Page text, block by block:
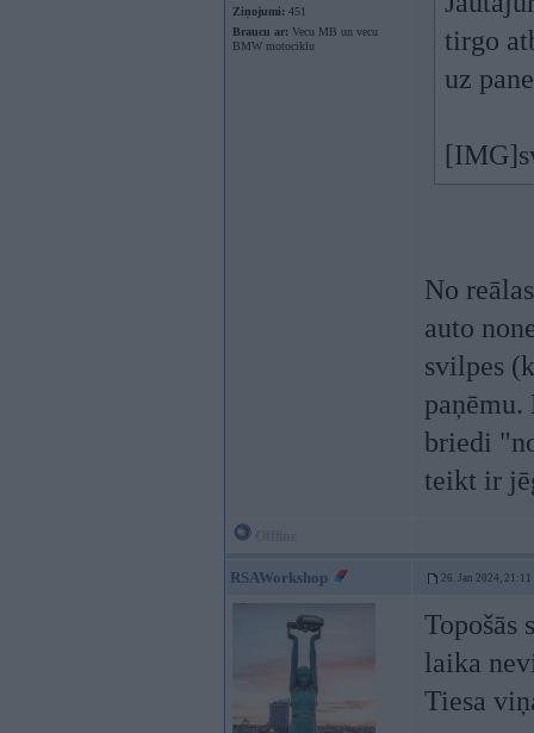
Ziņojumi: 451
Braucu ar: Vecu MB un vecu
BMW motociklu
tirgo
uz
No
auto
svilpes
briedi
teikt ir
RSAWorkshop 26. Jan 2024, 21:11
Topošās
laika
Tiesa